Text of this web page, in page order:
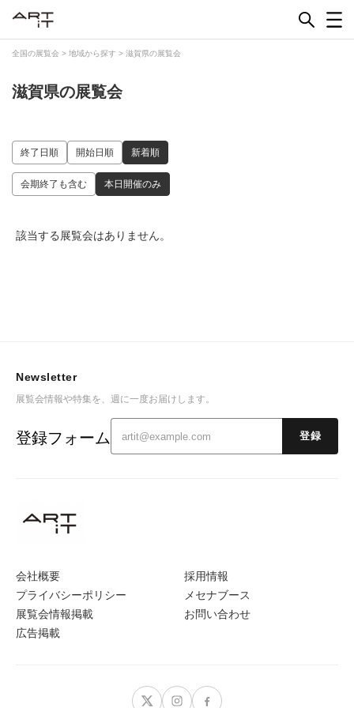
全国の展覧会 > 地域から探す > 滋賀県の展覧会
滋賀県の展覧会
終了日順 開始日順 新着順
会期終了も含む 本日開催のみ
該当する展覧会はありません。
会社概要
プライバシーポリシー
展覧会情報掲載
広告掲載
採用情報
メセナブース
お問い合わせ
Newsletter
展覧会情報や特集を、週に一度お届けします。
登録フォーム 登録